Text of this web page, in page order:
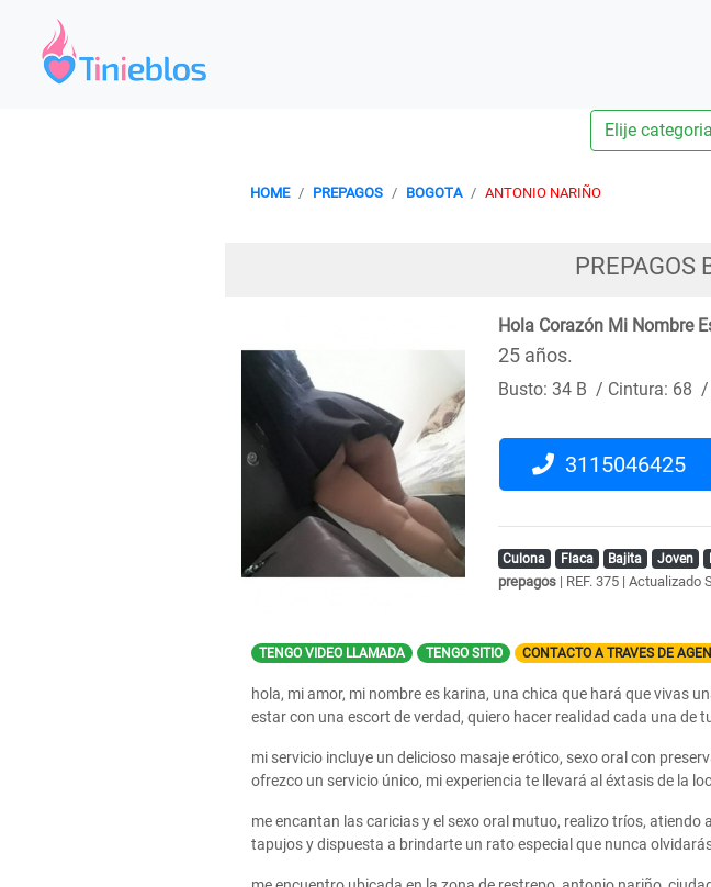
Elije categoria
HOME PREPAGOS BOGOTA ANTONIO NARIÑO
PREPAGOS
Hola Corazón Mi Nombre
25 años.
Busto: 34 B / Cintura: 68 /
3115046425
Culona Flaca Bajita Joven
prepagos| REF. 375 | Actualizado
TENGO VIDEO LLAMADA TENGO SITIO CONTACTO A TRAVES DE
hola, mi amor, mi nombre es karina, una chica que hará que vivas
estar con una escort de verdad, quiero hacer realidad cada una de
mi servicio incluye un delicioso masaje erótico, sexo oral con
ofrezco un servicio único, mi experiencia te llevará al éxtasis de la
me encantan las caricias y el sexo oral mutuo, realizo tríos,
tapujos y dispuesta a brindarte un rato especial que nunca